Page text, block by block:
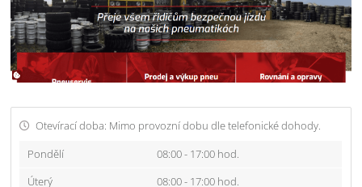
Otevírací doba: Mimo provozní dobu dle telefonické dohody.
Pondělí
08:00 - 17:00 hod.
Úterý
08:00 - 17:00 hod.